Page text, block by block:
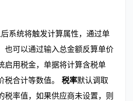
也可以通过输入总金额反算单价
启用税金，单据将计算含税单
税合计等数值。 税率默认调取
税率值，如果供应商未设置，则